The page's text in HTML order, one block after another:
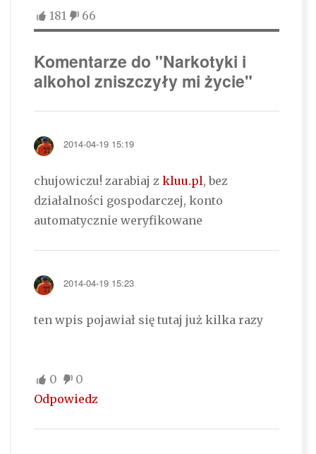
181 66
Komentarze do "Narkotyki i
alkohol zniszczyły mi życie"
2014-04-19 15:19
chujowiczu! zarabiaj z kluu.pl, bez
działalności gospodarczej, konto
automatycznie weryfikowane
2014-04-19 15:23
ten wpis pojawiał się tutaj już kilka razy
0
0
Odpowiedz